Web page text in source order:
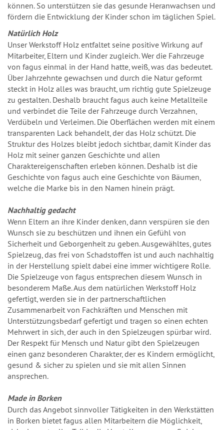
können. So unterstützen sie das gesunde Heranwachsen und
fördern die Entwicklung der Kinder schon im täglichen Spiel.
Natürlich Holz
Unser Werkstoff Holz entfaltet seine positive Wirkung auf
Mitarbeiter, Eltern und Kinder zugleich. Wer die Fahrzeuge
von fagus einmal in der Hand hatte, weiß, was das bedeutet.
Über Jahrzehnte gewachsen und durch die Natur geformt
steckt in Holz alles was braucht, um richtig gute Spielzeuge
zu gestalten. Deshalb braucht fagus auch keine Metallteile
und verbindet die Teile der Fahrzeuge durch Verzahnen,
Verdübeln und Verleimen. Die Oberﬂächen werden mit einem
transparenten Lack behandelt, der das Holz schützt. Die
Struktur des Holzes bleibt jedoch sichtbar, damit Kinder das
Holz mit seiner ganzen Geschichte und allen
Charaktereigenschaften erleben können. Deshalb ist die
Geschichte von fagus auch eine Geschichte von Bäumen,
welche die Marke bis in den Namen hinein prägt.
Nachhaltig gedacht
Wenn Eltern an ihre Kinder denken, dann verspüren sie den
Wunsch sie zu beschützen und ihnen ein Gefühl von
Sicherheit und Geborgenheit zu geben. Ausgewähltes, gutes
Spielzeug, das frei von Schadstoffen ist und auch nachhaltig
in der Herstellung spielt dabei eine immer wichtigere Rolle.
Die Spielzeuge von fagus entsprechen diesem Wunsch in
besonderem Maße. Aus dem natürlichen Werkstoff Holz
gefertigt, werden sie in der partnerschaftlichen
Zusammenarbeit von Fachkräften und Menschen mit
Unterstützungsbedarf gefertigt und tragen so einen echten
Mehrwert in sich, der auch in den Spielzeugen spürbar wird.
Der Respekt für Mensch und Natur gibt den Spielzeugen
einen ganz besonderen Charakter, der es Kindern ermöglicht,
gesund & sicher zu spielen und sie mit allen Sinnen
ansprechen.
Made in Borken
Durch das Angebot sinnvoller Tätigkeiten in den Werkstätten
in Borken bietet fagus allen Mitarbeitern die Möglichkeit,